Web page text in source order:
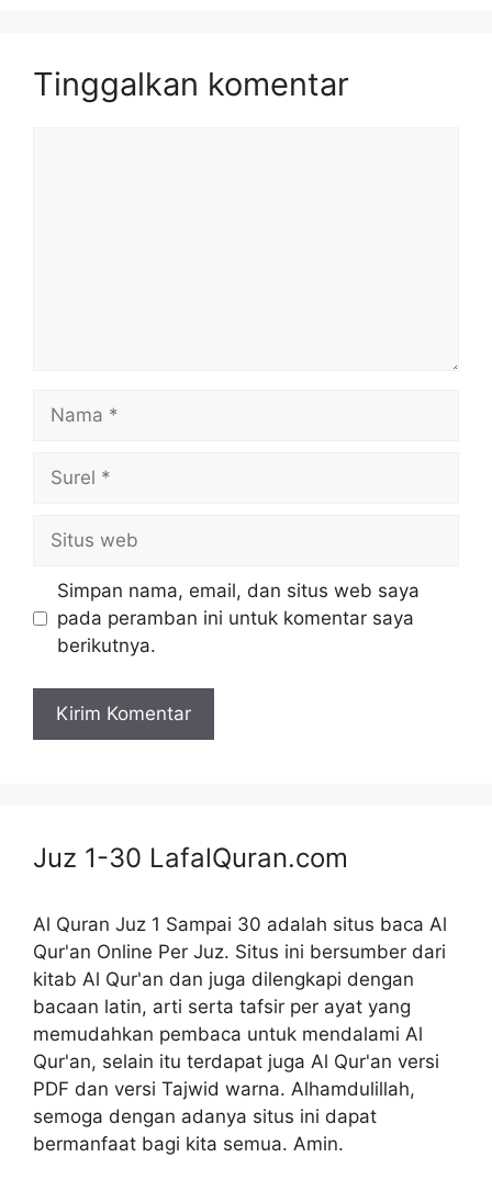
Tinggalkan komentar
Nama
Surel
Situs
web
Simpan nama, email, dan situs web saya
pada peramban ini untuk komentar saya
berikutnya.
Juz 1-30 LafalQuran.com
Al Quran Juz 1 Sampai 30 adalah situs baca Al
Qur'an Online Per Juz. Situs ini bersumber dari
kitab Al Qur'an dan juga dilengkapi dengan
bacaan latin, arti serta tafsir per ayat yang
memudahkan pembaca untuk mendalami Al
Qur'an, selain itu terdapat juga Al Qur'an versi
PDF dan versi Tajwid warna. Alhamdulillah,
semoga dengan adanya situs ini dapat
bermanfaat bagi kita semua. Amin.